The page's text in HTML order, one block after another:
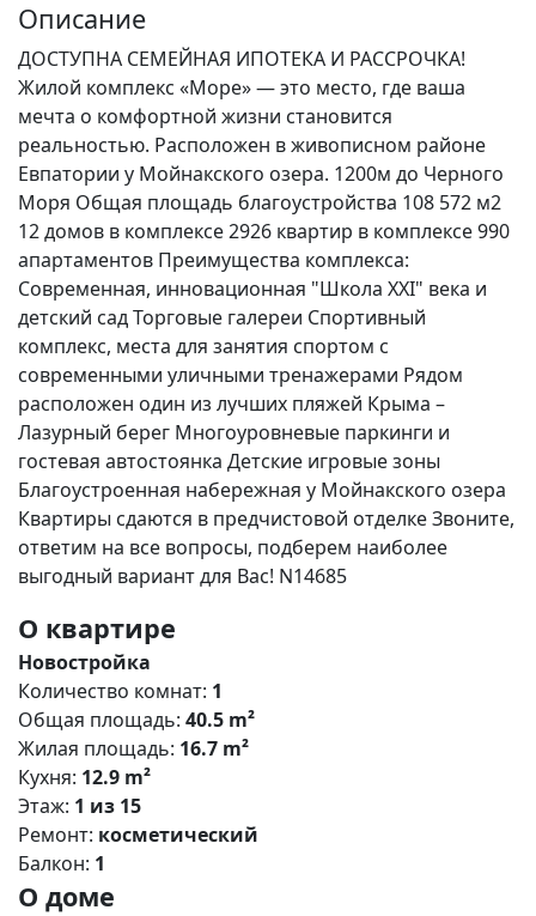
Описание
ДОСТУПНА СЕМЕЙНАЯ ИПОТЕКА И РАССРОЧКА!
Жилой комплекс «Море» — это место, где ваша
мечта о комфортной жизни становится
реальностью. Расположен в живописном районе
Евпатории у Мойнакского озера. 1200м до Черного
Моря Общая площадь благоустройства 108 572 м2
12 домов в комплексе 2926 квартир в комплексе 990
апартаментов Преимущества комплекса:
Современная, инновационная "Школа ХХI" века и
детский сад Торговые галереи Спортивный
комплекс, места для занятия спортом с
современными уличными тренажерами Рядом
расположен один из лучших пляжей Крыма –
Лазурный берег Многоуровневые паркинги и
гостевая автостоянка Детские игровые зоны
Благоустроенная набережная у Мойнакского озера
Квартиры сдаются в предчистовой отделке Звоните,
ответим на все вопросы, подберем наиболее
выгодный вариант для Вас! N14685
О квартире
Новостройка
Количество комнат: 1
Общая площадь: 40.5 m²
Жилая площадь: 16.7 m²
Кухня: 12.9 m²
Этаж: 1 из 15
Ремонт: косметический
Балкон: 1
О доме